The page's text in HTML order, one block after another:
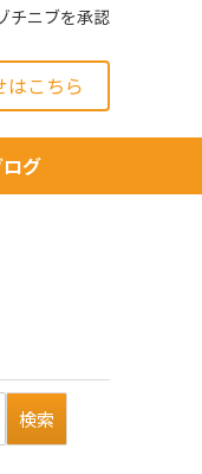
チニブを承認
はこちら
グ